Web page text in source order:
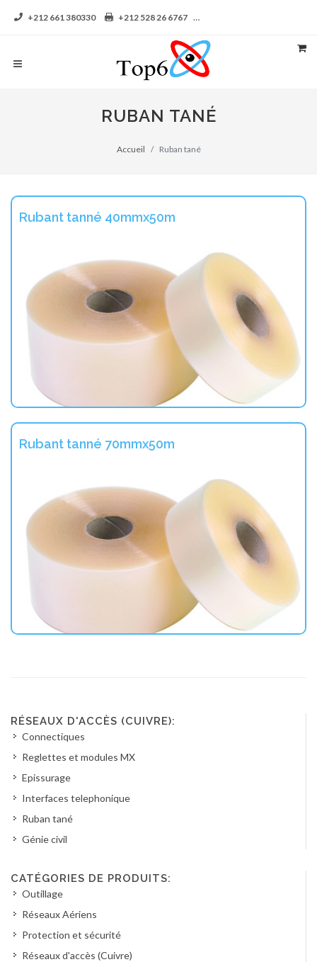
+212 661 380330 +212 528 26 6767
RUBAN TANÉ
Accueil Ruban tané
Rubant tanné 40mmx50m
Rubant tanné 70mmx50m
RÉSEAUX D'ACCÈS (CUIVRE):
Connectiques
Reglettes et modules MX
Epissurage
Interfaces telephonique
Ruban tané
Génie civil
CATÉGORIES DE PRODUITS:
Outillage
Réseaux Aériens
Protection et sécurité
Réseaux d'accès (Cuivre)